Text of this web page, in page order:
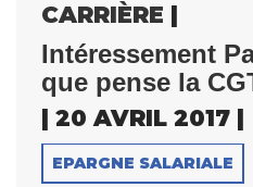
CARRIÈRE |
Intéressement
que pense la
| 20 AVRIL 2017 |
EPARGNE SALARIALE